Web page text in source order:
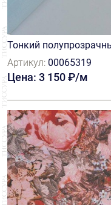
Тонкий
т нежно-голубого цвета
Артикул: 00065319
Цена: 3 150 ₽/м